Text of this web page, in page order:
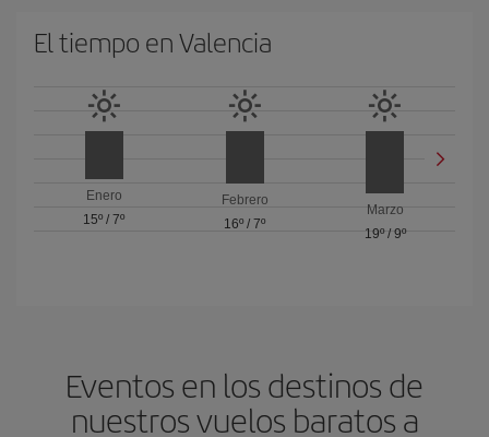
El tiempo en Valencia
Enero
15º /7º
Febrero
16º / 7º
Marzo
19º/ 9º
Eventos en los destinos de
nuestros vuelos baratos a